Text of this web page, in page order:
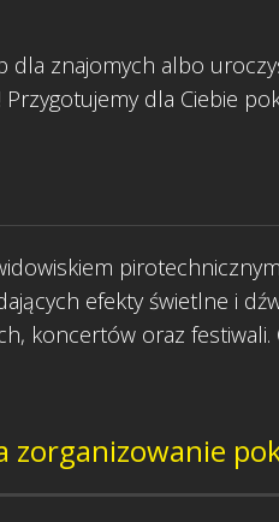
znajomych albo
dla Ciebie
efekty świetlne i
koncertów oraz
zorganizowanie